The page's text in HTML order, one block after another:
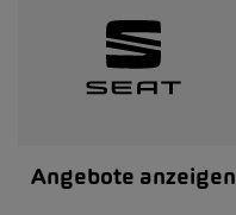
Angebote anzeigen